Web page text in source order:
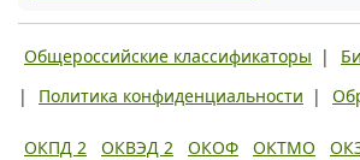
Общероссийские классификаторы |
|
Политика конфиденциальности |
ОКПД 2 ОКВЭД 2 ОКОФ ОКТМО